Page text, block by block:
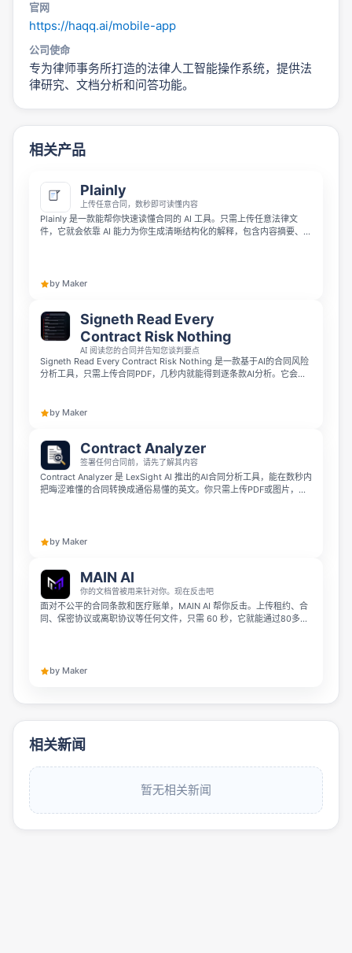
官网
https://haqq.ai/mobile-app
公司使命
专为律师事务所打造的法律人工智能操作系统，提供法
律研究、文档分析和问答功能。
相关产品
Plainly
上传任意合同，数秒即可读懂内容
Plainly 是一款能帮你快速读懂合同的 AI 工具。只需上传任意法律文
件，它就会依靠 AI 能力为你生成清晰结构化的解释，包含内容摘要、关
by Maker
Signeth Read Every
Contract Risk Nothing
AI 阅读您的合同并告知您谈判要点
Signeth Read Every Contract Risk Nothing 是一款基于AI的合同风险
分析工具，只需上传合同PDF，几秒内就能得到逐条款AI分析。它会标
by Maker
Contract Analyzer
签署任何合同前，请先了解其内容
Contract Analyzer 是 LexSight AI 推出的AI合同分析工具，能在数秒内
把晦涩难懂的合同转换成通俗易懂的英文。你只需上传PDF或图片，就
by Maker
MAIN AI
你的文档曾被用来针对你。现在反击吧
面对不公平的合同条款和医疗账单，MAIN AI 帮你反击。上传租约、合
同、保密协议或离职协议等任何文件，只需 60 秒，它就能通过80多个
by Maker
相关新闻
暂无相关新闻